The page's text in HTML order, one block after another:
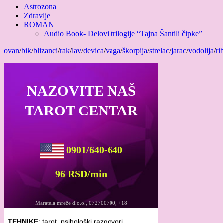
Astrozona
Zdravlje
ROMAN
Audio Book- Delovi trilogije “Tajna Šantili čipke”
ovan/bik/blizanci/rak/lav/devica/vaga/škorpija/strelac/jarac/vodolija/